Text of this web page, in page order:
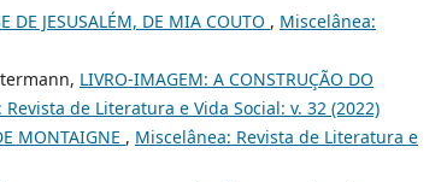
DE JESUSALÉM, DE MIA COUTO , Miscelânea:
LIVRO-IMAGEM: A CONSTRUÇÃO DO
Revista de Literatura e Vida Social: v. 32 (2022)
MONTAIGNE , Miscelânea: Revista de Literatura e